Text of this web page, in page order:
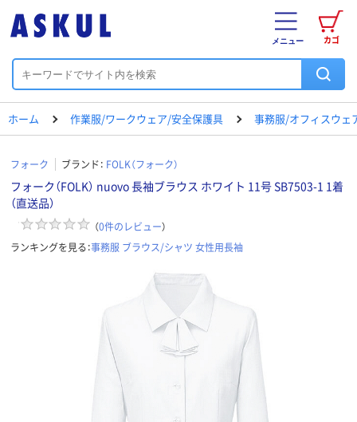
カゴ
メニュー
ホーム 作業服/ワークウェア/安全保護具 事務服/オフィスウェ
フォーク ブランド： FOLK（フォーク）
フォーク（FOLK） nuovo 長袖ブラウス ホワイト 11号 SB7503-1 1着
（直送品）
（0件のレビュー）
ランキングを見る：事務服 ブラウス/シャツ 女性用長袖